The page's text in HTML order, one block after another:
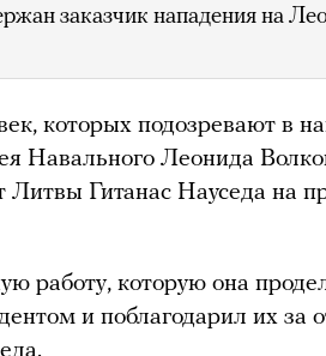
заказчик нападения на
которых подозревают в
Навального Леонида
Литвы Гитанас Науседа на
работу, которую она
и поблагодарил их за